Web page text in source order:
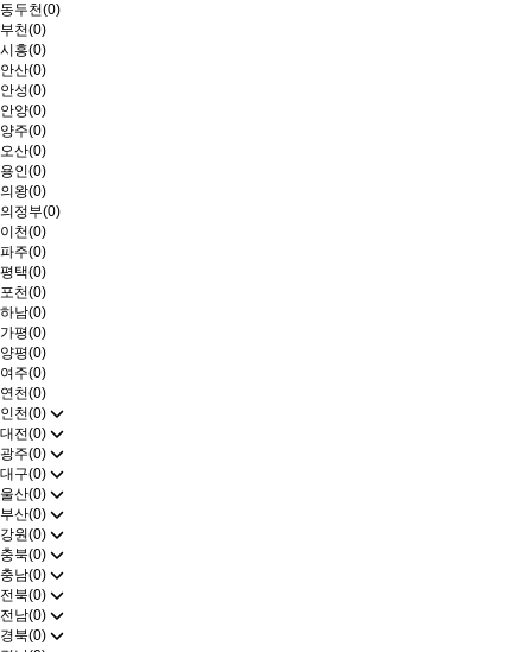
동두천(0)
부천(0)
시흥(0)
안산(0)
안성(0)
안양(0)
양주(0)
오산(0)
용인(0)
의왕(0)
의정부(0)
이천(0)
파주(0)
평택(0)
포천(0)
하남(0)
가평(0)
양평(0)
여주(0)
연천(0)
인천(0)
대전(0)
광주(0)
대구(0)
울산(0)
부산(0)
강원(0)
충북(0)
충남(0)
전북(0)
전남(0)
경북(0)